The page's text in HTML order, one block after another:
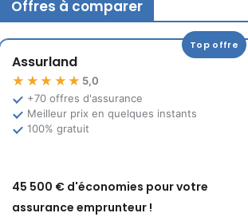
Offres à comparer
Top offre
Assurland
★★★★★ 5,0
+70 offres d'assurance
Meilleur prix en quelques instants
100% gratuit
45 500 € d'économies pour votre
assurance emprunteur !